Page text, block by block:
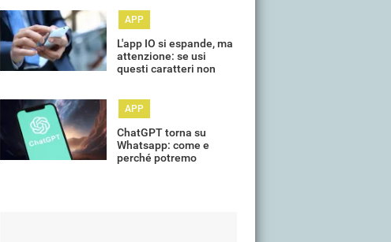
APP
L'app IO si espande, ma
attenzione: se usi
questi caratteri non
APP
ChatGPT torna su
Whatsapp: come e
perché potremo